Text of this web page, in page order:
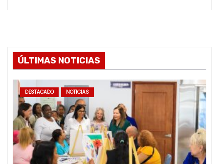
ÚLTIMAS NOTICIAS
DESTACADO NOTICIAS